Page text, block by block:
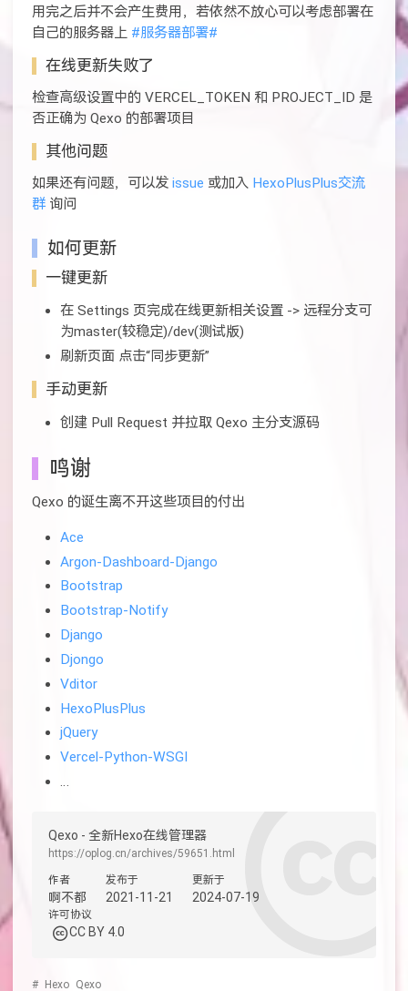
用完之后并不会产生费用，若依然不放心可以考虑部署在
自己的服务器上 #服务器部署#
在线更新失败了
检查高级设置中的 VERCEL_TOKEN 和 PROJECT_ID 是
否正确为 Qexo 的部署项目
其他问题
如果还有问题，可以发 issue 或加入 HexoPlusPlus交流
群 询问
如何更新
一键更新
在 Settings 页完成在线更新相关设置 -> 远程分支可
为master(较稳定)/dev(测试版)
刷新页面 点击“同步更新”
手动更新
创建 Pull Request 并拉取 Qexo 主分支源码
鸣谢
Qexo 的诞生离不开这些项目的付出
Ace
Argon-Dashboard-Django
Bootstrap
Bootstrap-Notify
Django
Djongo
Vditor
HexoPlusPlus
jQuery
Vercel-Python-WSGI
…
Qexo - 全新Hexo在线管理器
https://oplog.cn/archives/59651.html
作者
啊不都
发布于
2021-11-21
更新于
2024-07-19
许可协议
CC BY 4.0
# Hexo Qexo